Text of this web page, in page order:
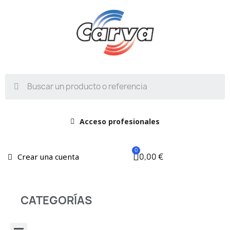
Acceso profesionales
Crear una cuenta 0,00 €
CATEGORÍAS